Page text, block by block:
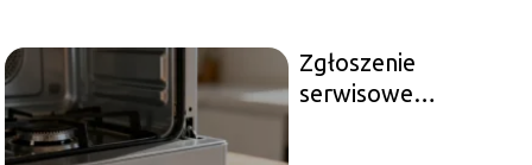
Zgłoszenie
serwisowe